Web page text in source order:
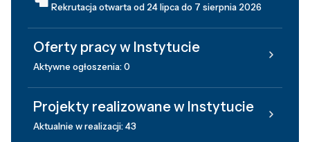
Rekrutacja otwarta od 24 lipca do 7 sierpnia 2026
Oferty pracy w Instytucie
Aktywne ogłoszenia: 0
Projekty realizowane w Instytucie
Aktualnie w realizacji: 43